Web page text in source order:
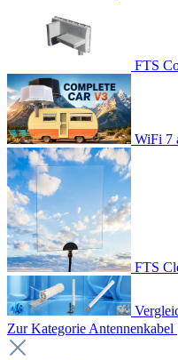
FTS
WiFi 7
FTS
Zur Kategorie Antennenkabel